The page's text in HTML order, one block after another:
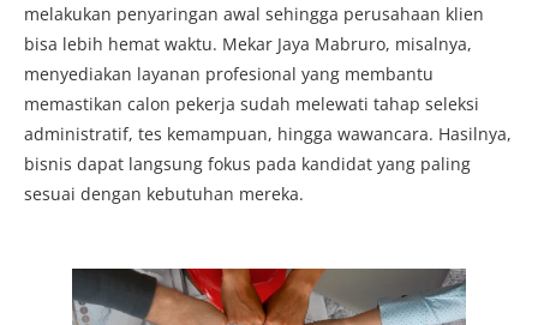
melakukan penyaringan awal sehingga perusahaan klien
bisa lebih hemat waktu. Mekar Jaya Mabruro, misalnya,
menyediakan layanan profesional yang membantu
memastikan calon pekerja sudah melewati tahap seleksi
administratif, tes kemampuan, hingga wawancara. Hasilnya,
bisnis dapat langsung fokus pada kandidat yang paling
sesuai dengan kebutuhan mereka.